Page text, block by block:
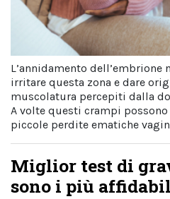
L’annidamento dell’embrione
irritare questa zona e dare
muscolatura percepiti dalla
A volte questi crampi possono
piccole perdite ematiche
Miglior test di
sono i più